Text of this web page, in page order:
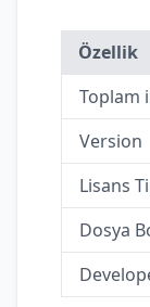
Özellik
Toplam
Version
Lisans
Dosya